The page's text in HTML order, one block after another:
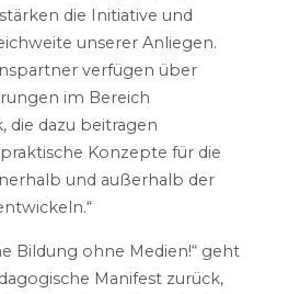
die Initiative und
unserer Anliegen.
verfügen über
im Bereich
die dazu beitragen
Konzepte für die
und außerhalb der
Bildung ohne Medien!“ geht
Manifest zurück,